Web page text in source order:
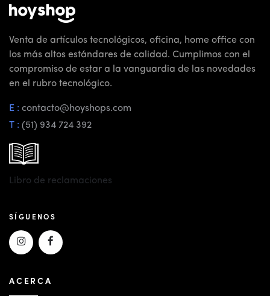
Venta de artículos tecnológicos, oficina, home office con
los más altos estándares de calidad. Cumplimos con el
compromiso de estar a la vanguardia de las novedades
en el rubro tecnológico.
E : contacto@hoyshops.com
T : (51) 934 724 392
Libro de reclamaciones
SÍGUENOS
ACERCA